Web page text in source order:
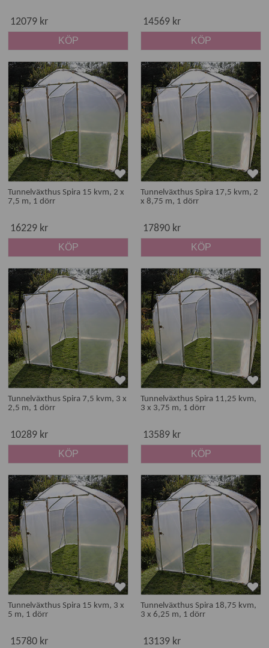
12079 kr
KÖP
14569 kr
KÖP
Tunnelväxthus Spira 15 kvm, 2 x
7,5 m, 1 dörr
16229 kr
KÖP
Tunnelväxthus Spira 17,5 kvm, 2
x 8,75 m, 1 dörr
17890 kr
KÖP
Tunnelväxthus Spira 7,5 kvm, 3 x
2,5 m, 1 dörr
10289 kr
KÖP
Tunnelväxthus Spira 11,25 kvm,
3 x 3,75 m, 1 dörr
13589 kr
KÖP
Tunnelväxthus Spira 15 kvm, 3 x
5 m, 1 dörr
15780 kr
Tunnelväxthus Spira 18,75 kvm,
3 x 6,25 m, 1 dörr
13139 kr